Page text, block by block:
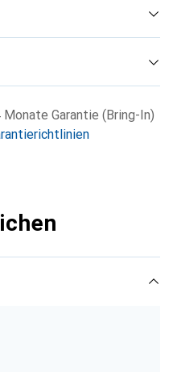
sind sehr
Qualität.
Monate Garantie (Bring-In)